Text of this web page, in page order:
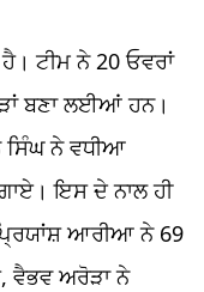
ਟੀਮ ਨੇ 20 ਓਵਰਾਂ
ਬਣਾ ਲਈਆਂ ਹਨ।
ਨੇ ਵਧੀਆ
ਇਸ ਦੇ ਨਾਲ ਹੀ
ਆਰੀਆ ਨੇ 69
ਵੈਭਵ ਅਰੋੜਾ ਨੇ